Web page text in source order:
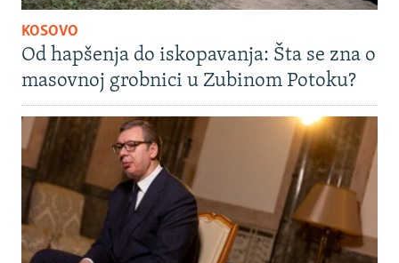
KOSOVO
Od hapšenja do iskopavanja: Šta se zna o
masovnoj grobnici u Zubinom Potoku?